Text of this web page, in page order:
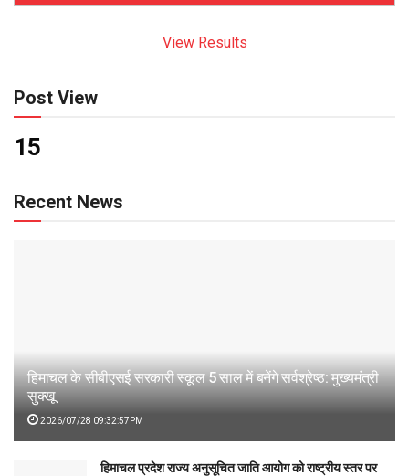
View Results
Post View
15
Recent News
हिमाचल के सीबीएसई सरकारी स्कूल 5 साल में बनेंगे सर्वश्रेष्ठ: मुख्यमंत्री
सुक्खू
2026/07/28 09:32:57PM
हिमाचल प्रदेश राज्य अनुसूचित जाति आयोग को राष्ट्रीय स्तर पर